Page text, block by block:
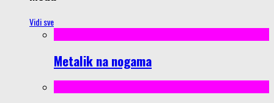
Vidi sve
Metalik na nogama